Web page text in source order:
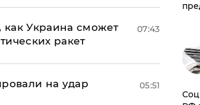
Украина сможет
ракет
07:43
на удар
05:51